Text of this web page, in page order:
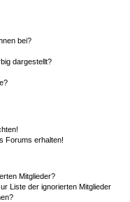
bei?
dargestellt?
Forums erhalten!
Mitglieder?
Liste der ignorierten Mitglieder